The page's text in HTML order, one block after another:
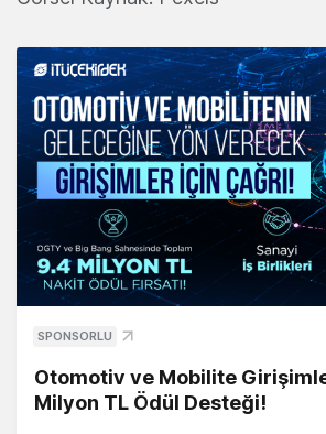
SPONSORLU
Otomotiv ve Mobilite
Milyon TL Ödül Desteği!